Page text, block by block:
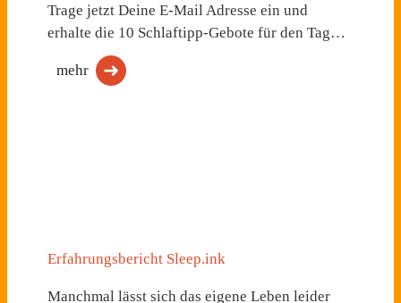
Trage jetzt Deine E-Mail Adresse ein und
erhalte die 10 Schlaftipp-Gebote für den Tag…
mehr
Erfahrungsbericht Sleep.ink
Manchmal lässt sich das eigene Leben leider